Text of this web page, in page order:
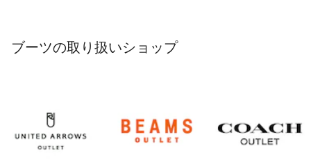
ブーツの取り扱いショップ